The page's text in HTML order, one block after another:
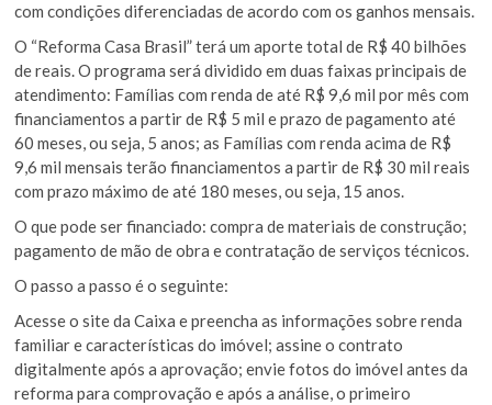
com condições diferenciadas de acordo com os ganhos mensais.
O “Reforma Casa Brasil” terá um aporte total de R$ 40 bilhões
de reais. O programa será dividido em duas faixas principais de
atendimento: Famílias com renda de até R$ 9,6 mil por mês com
financiamentos a partir de R$ 5 mil e prazo de pagamento até
60 meses, ou seja, 5 anos; as Famílias com renda acima de R$
9,6 mil mensais terão financiamentos a partir de R$ 30 mil reais
com prazo máximo de até 180 meses, ou seja, 15 anos.
O que pode ser financiado: compra de materiais de construção;
pagamento de mão de obra e contratação de serviços técnicos.
O passo a passo é o seguinte:
Acesse o site da Caixa e preencha as informações sobre renda
familiar e características do imóvel; assine o contrato
digitalmente após a aprovação; envie fotos do imóvel antes da
reforma para comprovação e após a análise, o primeiro